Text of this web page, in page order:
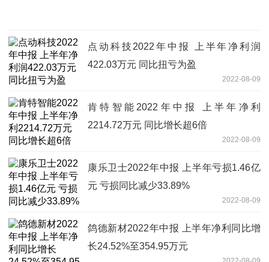
点动科技2022年中报 上半年净利润
422.03万元 同比扭亏为盈
2022-08-09
肯特智能2022年中报 上半年净利
2214.72万元 同比增长超6倍
2022-08-09
康乐卫士2022年中报 上半年亏损1.46亿
元 亏损同比减少33.89%
2022-08-09
鸽德新材2022年中报 上半年净利同比增
长24.52%至354.95万元